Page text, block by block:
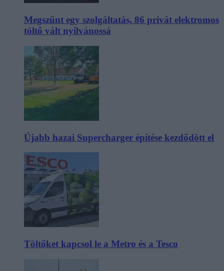
Megszűnt egy szolgáltatás, 86 privát elektromos
töltő vált nyilvánossá
Újabb hazai Supercharger építése kezdődött el
Töltőket kapcsol le a Metro és a Tesco